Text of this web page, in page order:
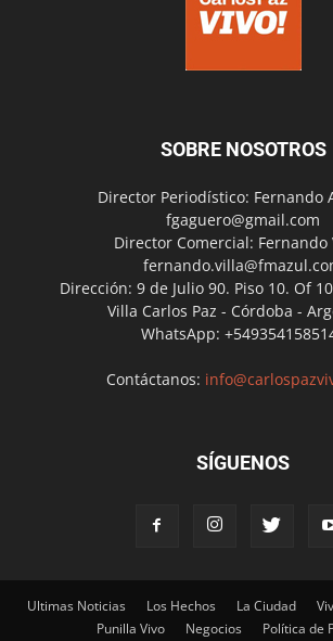
SOBRE NOSOTROS
Director Periodístico: Fernando
fgaguero@gmail.com
Director Comercial: Fernando
Dirección: 9 de Julio 90. Piso 10. Of
Villa Carlos Paz - Córdoba -
WhatsApp:
Contáctanos:
SÍGUENOS
Ultimas Noticias Los Hechos La Ciudad
Punilla Vivo
Negocios Política de